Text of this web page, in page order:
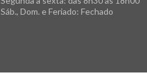
Sáb., Dom. e Feriado: Fechado